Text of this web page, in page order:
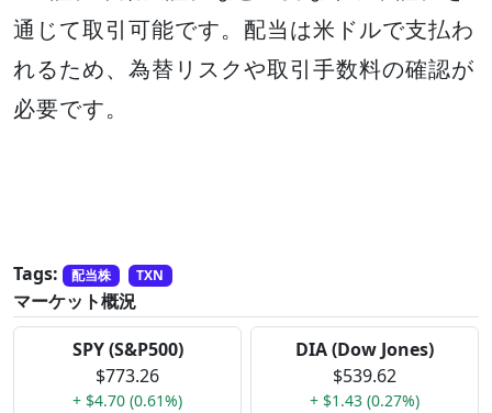
通じて取引可能です。配当は米ドルで支払わ
れるため、為替リスクや取引手数料の確認が
必要です。
Tags: 配当株 TXN
マーケット概況
SPY (S&P500)
$773.26
+ $4.70 (0.61%)
DIA (Dow Jones)
$539.62
+ $1.43 (0.27%)